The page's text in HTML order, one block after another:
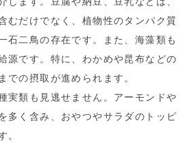
むだけでなく、植物性のタンパク質
石二鳥の存在です。また、海藻類も
源です。特に、わかめや昆布などの
での摂取が進められます。
実類も見逃せません。アーモンドや
多く含み、おやつやサラダのトッピ
。